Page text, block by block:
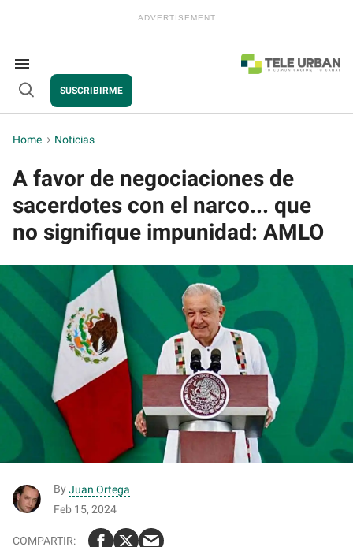
Search
&
Section
Navigation
Open
SUSCRIBIRME
Home > Noticias
A favor de negociaciones de
sacerdotes con el narco... que
no signifique impunidad: AMLO
By Juan Ortega
Feb 15, 2024